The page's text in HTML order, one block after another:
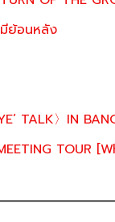
ย้อนหลัง
TALK〉IN
TOUR